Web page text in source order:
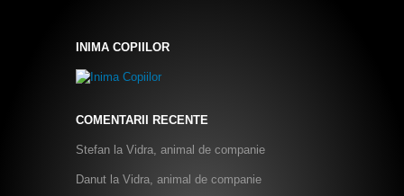
INIMA COPIILOR
COMENTARII RECENTE
Stefan la Vidra, animal de companie
Danut la Vidra, animal de companie